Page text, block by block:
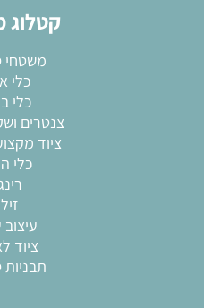
קטלוג
משטחי
כלי
כלי
צנטרים
ציוד
כלי
עיצוב
ציוד
תבניות